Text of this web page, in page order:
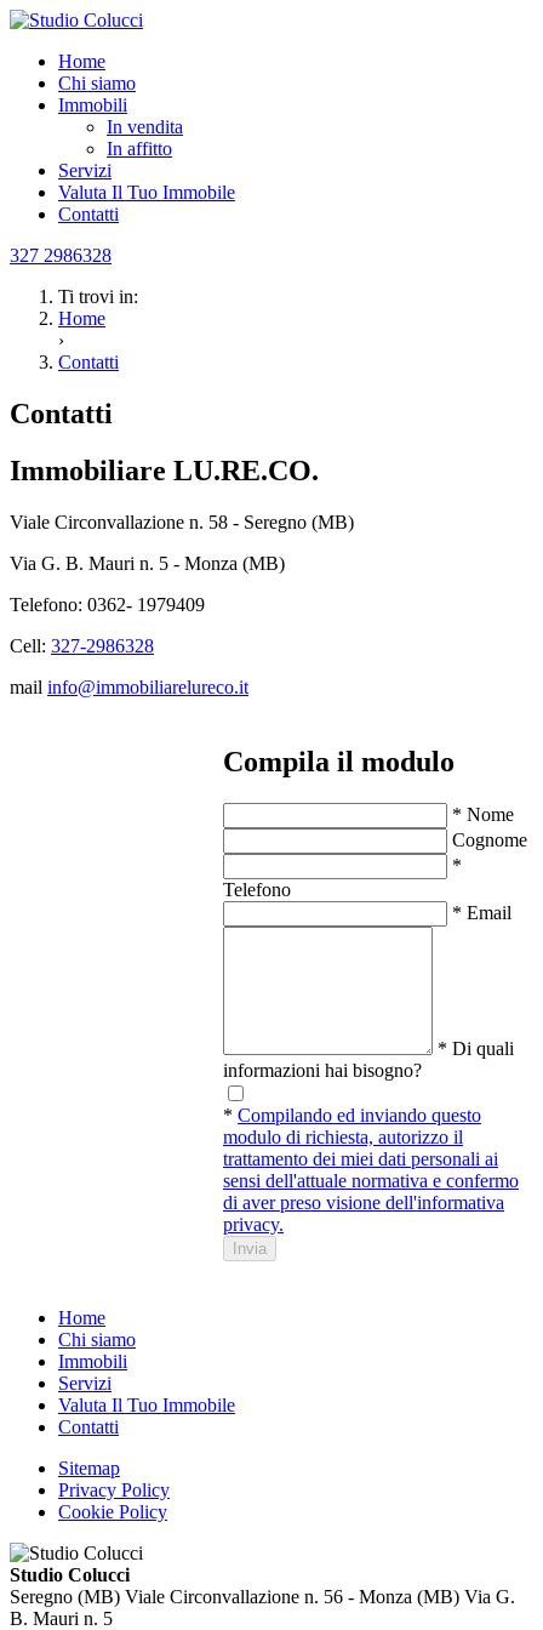
Home
Chi siamo
Immobili
In vendita
In affitto
Servizi
Valuta Il Tuo Immobile
Contatti
327 2986328
Ti trovi in:
Home
›
Contatti
Contatti
Immobiliare LU.RE.CO.
Viale Circonvallazione n. 58 - Seregno (MB)
Via G. B. Mauri n. 5 - Monza (MB)
Telefono: 0362- 1979409
Cell: 327-2986328
mail info@immobiliarelureco.it
Compila il modulo
* Nome
Cognome
*
Telefono
* Email
* Di quali
informazioni hai bisogno?
* Compilando ed inviando questo
modulo di richiesta, autorizzo il
trattamento dei miei dati personali ai
sensi dell'attuale normativa e confermo
di aver preso visione dell'informativa
privacy.
Invia
Home
Chi siamo
Immobili
Servizi
Valuta Il Tuo Immobile
Contatti
Sitemap
Privacy Policy
Cookie Policy
Studio Colucci
Seregno (MB) Viale Circonvallazione n. 56 - Monza (MB) Via G.
B. Mauri n. 5